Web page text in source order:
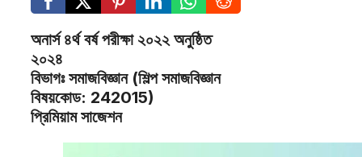
অনার্স ৪র্থ বর্ষ পরীক্ষা ২০২২ অনুষ্ঠিত
২০২৪
বিভাগঃ সমাজবিজ্ঞান (শিল্প সমাজবিজ্ঞান
বিষয়কোড: 242015)
প্রিমিয়াম সাজেশন